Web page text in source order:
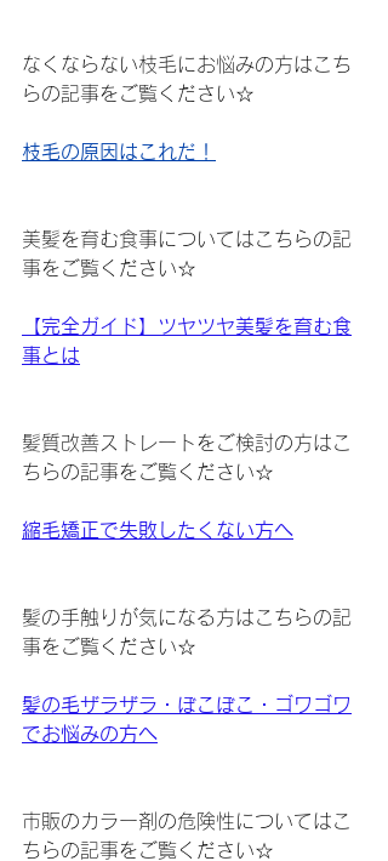
なくならない枝毛にお悩みの方はこち
らの記事をご覧ください☆
枝毛の原因はこれだ！
美髪を育む食事についてはこちらの記
事をご覧ください☆
【完全ガイド】ツヤツヤ美髪を育む食
事とは
髪質改善ストレートをご検討の方はこ
ちらの記事をご覧ください☆
縮毛矯正で失敗したくない方へ
髪の手触りが気になる方はこちらの記
事をご覧ください☆
髪の毛ザラザラ・ぼこぼこ・ゴワゴワ
でお悩みの方へ
市販のカラー剤の危険性についてはこ
ちらの記事をご覧ください☆